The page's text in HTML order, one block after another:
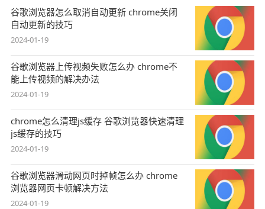
谷歌浏览器怎么取消自动更新 chrome关闭
自动更新的技巧
2024-01-19
谷歌浏览器上传视频失败怎么办 chrome不
能上传视频的解决办法
2024-01-19
chrome怎么清理js缓存 谷歌浏览器快速清理
js缓存的技巧
2024-01-19
谷歌浏览器滑动网页时掉帧怎么办 chrome
浏览器网页卡顿解决方法
2024-01-19